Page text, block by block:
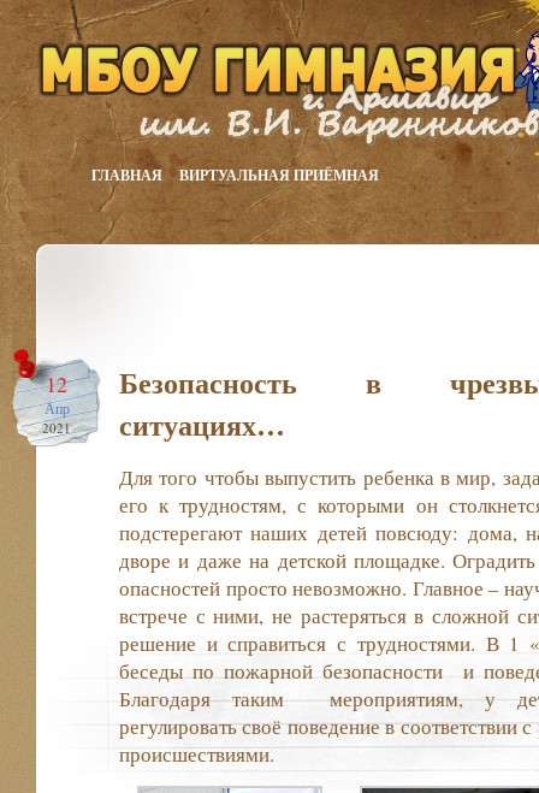
ГЛАВНАЯ ВИРТУАЛЬНАЯ ПРИЁМНАЯ
12
Апр
2021
Безопасность в
ситуациях…
Для того чтобы выпустить ребенка в мир,
его к трудностям, с которыми он
подстерегают наших детей повсюду: дома,
дворе и даже на детской площадке.
опасностей просто невозможно. Главное –
встрече с ними, не растеряться в сложной
решение и справиться с трудностями. В 1
беседы по пожарной безопасности и
Благодаря таким мероприятиям, у
регулировать своё поведение в
происшествиями.